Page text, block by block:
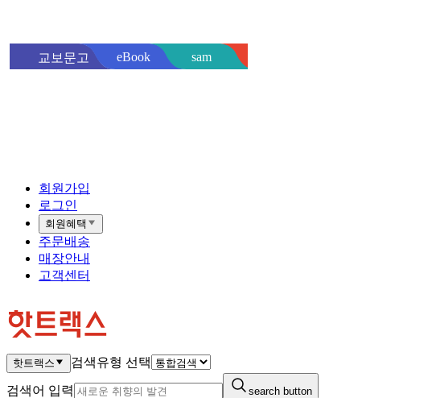
교보문고 eBook sam
회원가입
로그인
회원혜택
주문배송
매장안내
고객센터
핫트랙스 검색유형 선택
검색어 입력 search button